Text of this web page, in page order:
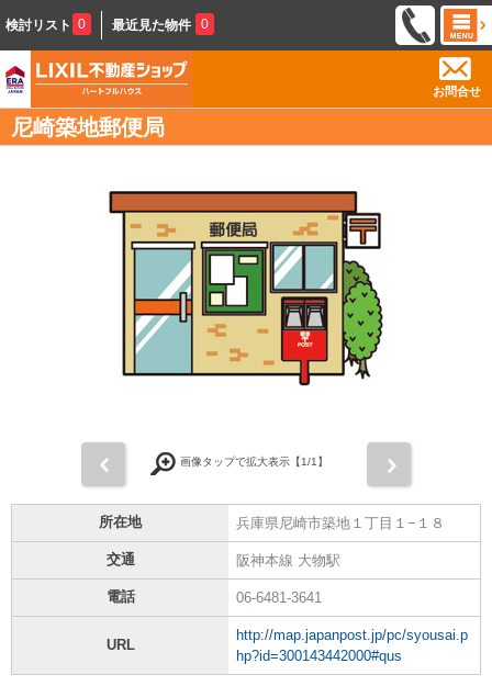
検討リスト 0 最近見た物件 0
お問合せ
尼崎築地郵便局
画像タップで拡大表示【1/1】
所在地 兵庫県尼崎市築地１丁目１−１８
交通 阪神本線 大物駅
電話 06-6481-3641
URL
http://map.japanpost.jp/pc/syousai.p
hp?id=300143442000#qus